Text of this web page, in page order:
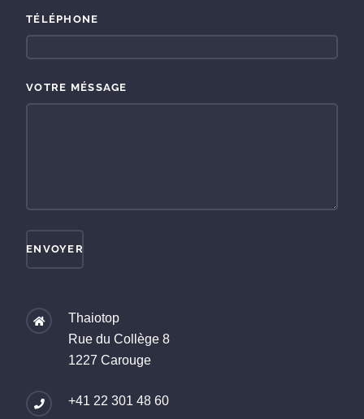
TÉLÉPHONE
VOTRE MÉSSAGE
ENVOYER
Thaiotop
Rue du Collège 8
1227 Carouge
+41 22 301 48 60